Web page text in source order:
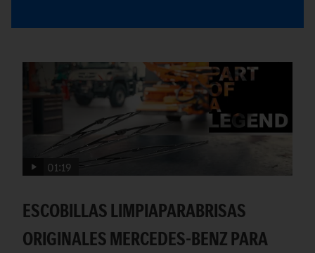
01:19
ESCOBILLAS LIMPIAPARABRISAS
ORIGINALES MERCEDES-BENZ PARA